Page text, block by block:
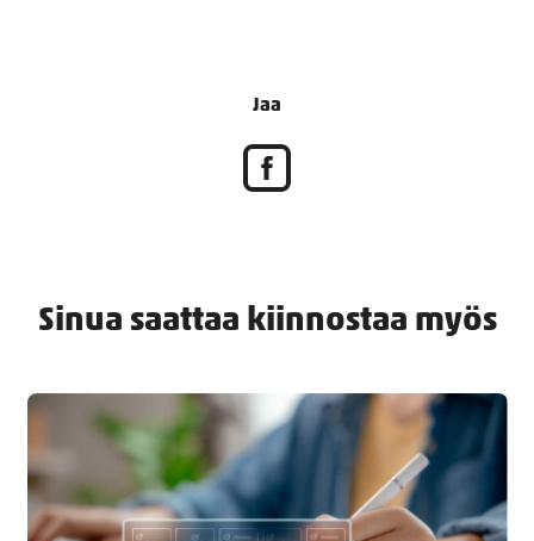
Jaa
Sinua saattaa kiinnostaa myös